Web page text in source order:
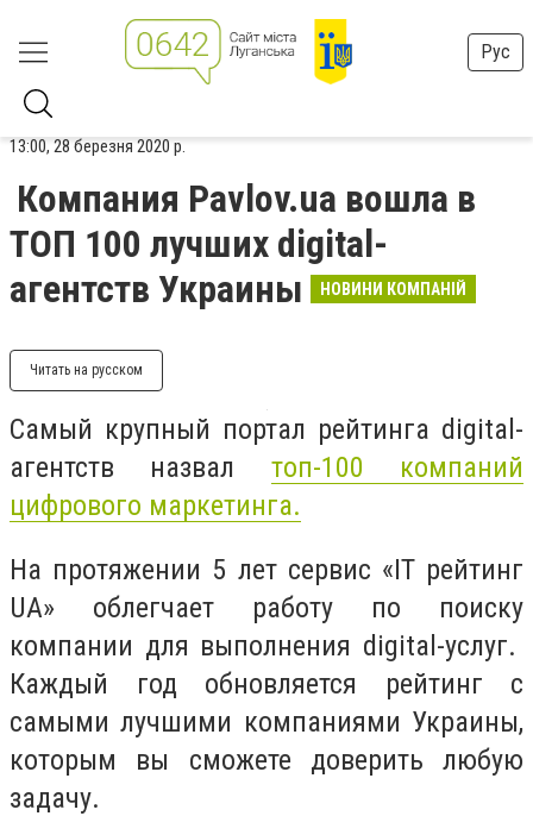
Рус
13:00, 28 березня 2020 р.
Компания Pavlov.ua вошла в
ТОП 100 лучших digital-
агентств Украины
НОВИНИ КОМПАНІЙ
Читать на русском
Самый крупный портал рейтинга digital-
агентств назвал топ-100 компаний
цифрового маркетинга.
На протяжении 5 лет сервис «IT рейтинг
UA» облегчает работу по поиску
компании для выполнения digital-услуг.
Каждый год обновляется рейтинг с
самыми лучшими компаниями Украины,
которым вы сможете доверить любую
задачу.